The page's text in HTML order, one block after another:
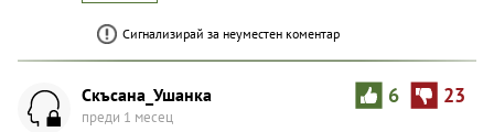
Сигнализирай за неуместен коментар
6 23
Скъсана_Ушанка
преди 1 месец